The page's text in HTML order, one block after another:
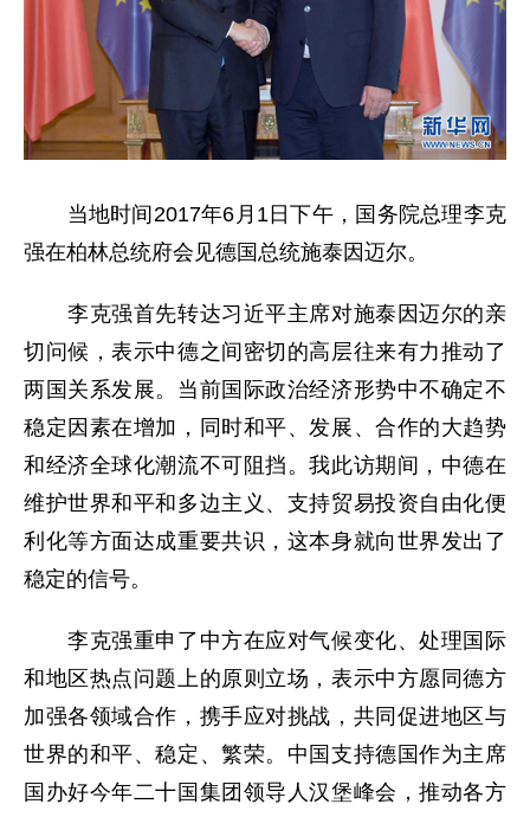
当地时间2017年6月1日下午，国务院总理李克
强在柏林总统府会见德国总统施泰因迈尔。
李克强首先转达习近平主席对施泰因迈尔的亲
切问候，表示中德之间密切的高层往来有力推动了
两国关系发展。当前国际政治经济形势中不确定不
稳定因素在增加，同时和平、发展、合作的大趋势
和经济全球化潮流不可阻挡。我此访期间，中德在
维护世界和平和多边主义、支持贸易投资自由化便
利化等方面达成重要共识，这本身就向世界发出了
稳定的信号。
李克强重申了中方在应对气候变化、处理国际
和地区热点问题上的原则立场，表示中方愿同德方
加强各领域合作，携手应对挑战，共同促进地区与
世界的和平、稳定、繁荣。中国支持德国作为主席
国办好今年二十国集团领导人汉堡峰会，推动各方